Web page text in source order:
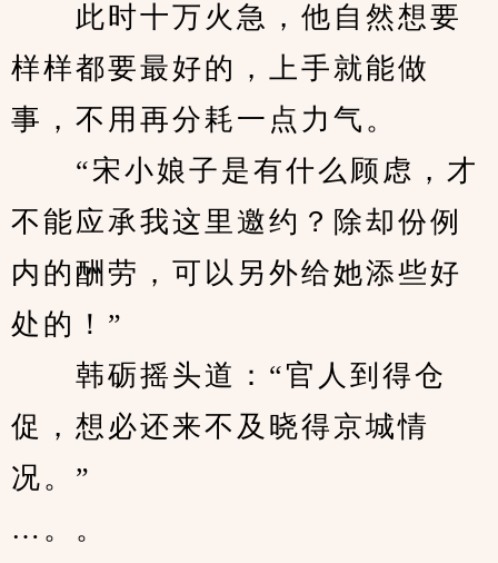
此时十万火急，他自然想要
样样都要最好的，上手就能做
事，不用再分耗一点力气。
“宋小娘子是有什么顾虑，才
不能应承我这里邀约？除却份例
内的酬劳，可以另外给她添些好
处的！”
韩砺摇头道：“官人到得仓
促，想必还来不及晓得京城情
况。”
…。。